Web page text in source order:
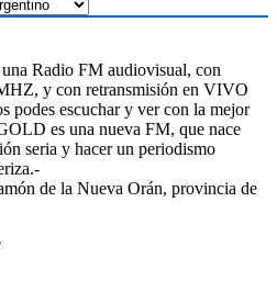
Radio FM audiovisual, con
y con retransmisión en VIVO
podes escuchar y ver con la mejor
es una nueva FM, que nace
seria y hacer un periodismo
de la Nueva Orán, provincia de